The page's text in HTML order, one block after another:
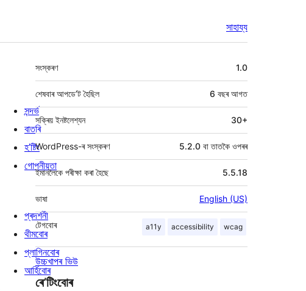
সাহায্য
মেটা 1.0
সংস্কৰণ
6 বছৰআগত
শেষবাৰ আপডে’ট হৈছিল
সক্ৰিয় ইনষ্টলেশ্যন 30+
WordPress-ৰ সংস্কৰণ 5.2.0 বা তাতকৈ ওপৰৰ
ইমানলৈকে পৰীক্ষা কৰা হৈছে 5.5.18
ভাষা English (US)
a11y accessibility wcag
টেগবোৰ
উচ্চখাপৰ ভিউ
ৰে’টিংবোৰ
সন্দৰ্ভ
বাতৰি
হ’ষ্টিং
গোপনীয়তা
প্ৰদৰ্শনী
থীমবোৰ
প্লাগিনবোৰ
আৰ্হিবোৰ